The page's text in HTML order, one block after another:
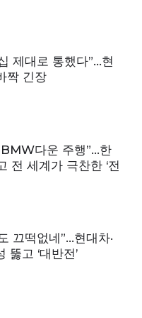
제대로 통했다”…현
짝 긴장
다운 주행”…한
전 세계가 극찬한 ‘전
끄떡없네”…현대차·
뚫고 ‘대반전’